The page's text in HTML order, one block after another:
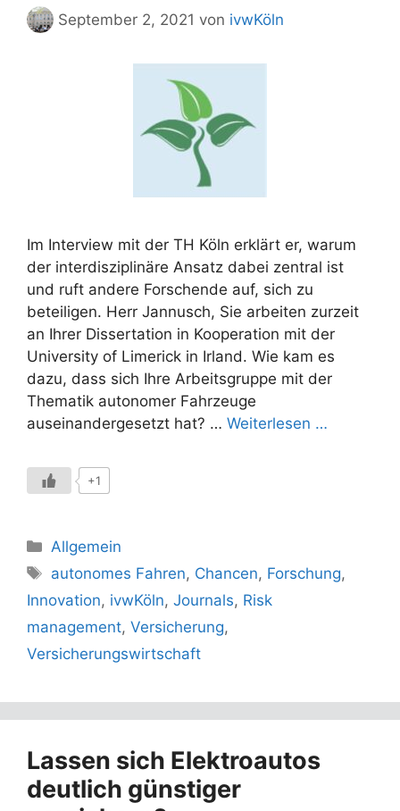
September 2, 2021 von ivwKöln
Im Interview mit der TH Köln erklärt er, warum
der interdisziplinäre Ansatz dabei zentral ist
und ruft andere Forschende auf, sich zu
beteiligen. Herr Jannusch, Sie arbeiten zurzeit
an Ihrer Dissertation in Kooperation mit der
University of Limerick in Irland. Wie kam es
dazu, dass sich Ihre Arbeitsgruppe mit der
Thematik autonomer Fahrzeuge
auseinandergesetzt hat? … Weiterlesen …
+1
Kategorien
Allgemein
Schlagwörter
autonomes Fahren, Chancen, Forschung,
Innovation, ivwKöln, Journals, Risk
management, Versicherung,
Versicherungswirtschaft
Lassen sich Elektroautos
deutlich günstiger